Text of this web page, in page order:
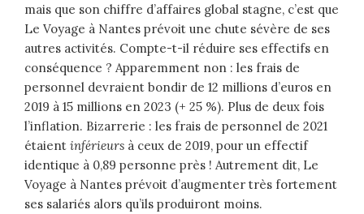
mais que son chiffre d’affaires global stagne, c’est que
Le Voyage à Nantes prévoit une chute sévère de ses
autres activités. Compte-t-il réduire ses effectifs en
conséquence ? Apparemment non : les frais de
personnel devraient bondir de 12 millions d’euros en
2019 à 15 millions en 2023 (+ 25 %). Plus de deux fois
l’inflation. Bizarrerie : les frais de personnel de 2021
étaient inférieurs à ceux de 2019, pour un effectif
identique à 0,89 personne près ! Autrement dit, Le
Voyage à Nantes prévoit d’augmenter très fortement
ses salariés alors qu’ils produiront moins.